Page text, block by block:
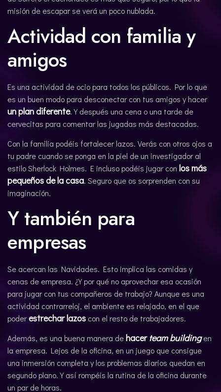
misión de escapar se verá un poco nublada.
Actividad con familia y
amigos
Es una actividad de ocio para todos los públicos. Por lo que
es un buen modo para desconectar con tus amigos y hacer
un plan diferente. Y después una cena o una tarde de
cervecitas para comentar las jugadas más destacadas.
Con la familia podéis fortalecer lazos. Verás con otros ojos a
tu padre cuando se ponga en la piel de un investigador al
estilo Sherlock Holmes. E incluso podéis jugar con los más
pequeños de la casa. Seguro que os sorprenden con su
imaginación.
Y también para
empresas
Se acercan las Navidades. Esto implica las comidas y
cenas de empresa. ¿Y por qué no aprovechar esa ocasión
para jugar con tus compañeros de trabajo? Aunque es una
actividad contrarreloj, el ambiente es relajado, en el que
poderestrechar lazos con el resto de trabajadores.
Además, es una buena manera dehacerteam buildingen
la empresa. Lejos de la oficina, en un juego que consigue
una inmersión completa y los problemas diarios quedan en
segundo plano. Y así rompéis la rutina de la oficina durante
un par de horas.